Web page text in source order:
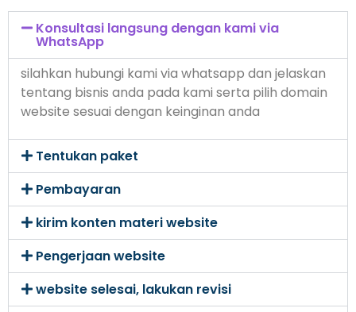
Konsultasi langsung dengan kami via
WhatsApp
silahkan hubungi kami via whatsapp dan jelaskan
tentang bisnis anda pada kami serta pilih domain
website sesuai dengan keinginan anda
Tentukan paket
Pembayaran
kirim konten materi website
Pengerjaan website
website selesai, lakukan revisi